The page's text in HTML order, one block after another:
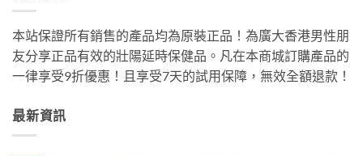
本站保證所有銷售的產品均為原裝正品！為廣大香港男性朋
友分享正品有效的壯陽延時保健品。凡在本商城訂購產品的
一律享受9折優惠！且享受7天的試用保障，無效全額退款！
最新資訊